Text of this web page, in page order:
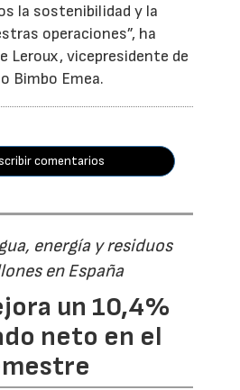
la sostenibilidad y la
operaciones”, ha
Leroux, vicepresidente de
Bimbo Emea.
comentarios
energía y residuos
en España
un 10,4%
neto en el